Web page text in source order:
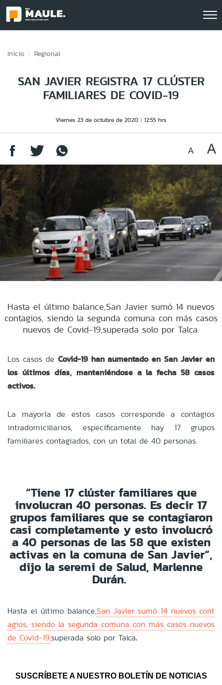
Inicio Regional
SAN JAVIER REGISTRA 17 CLÚSTER
FAMILIARES DE COVID-19
Viernes 23 de octubre de 2020 12:55 hrs
Hasta el último balance,San Javier sumó 14 nuevos
contagios, siendo la segunda comuna con más casos
nuevos de Covid-19,superada solo por Talca.
Los casos de Covid-19 han aumentado en San Javier en
los últimos días, manteniéndose a la fecha 58 casos
activos.
La mayoría de estos casos corresponde a contagios
intradomiciliarios, específicamente hay 17 grupos
familiares contagiados, con un total de 40 personas.
“Tiene 17 clúster familiares que
involucran 40 personas. Es decir 17
grupos familiares que se contagiaron
casi completamente y esto involucró
a 40 personas de las 58 que existen
activas en la comuna de San Javier”,
dijo la seremi de Salud, Marlenne
Durán.
Hasta el último balance,San Javier sumó 14 nuevos cont
agios, siendo la segunda comuna con más casos nuevos
de Covid-19,superada solo por Talca.
SUSCRÍBETE A NUESTRO BOLETÍN DE NOTICIAS